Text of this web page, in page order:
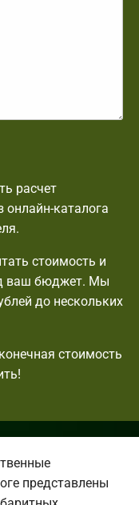
расчет
онлайн-каталога
стоимость и
ваш бюджет. Мы
до нескольких
стоимость
представлены